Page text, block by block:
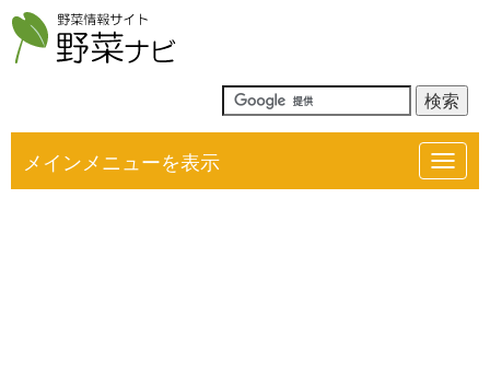
メインメニューを表示